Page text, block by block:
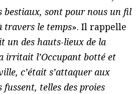
bestiaux, sont pour nous un fil
le temps». Il rappelle
un des hauts-lieux de la
irritait l’Occupant botté et
c’était s’attaquer aux
telles des proies